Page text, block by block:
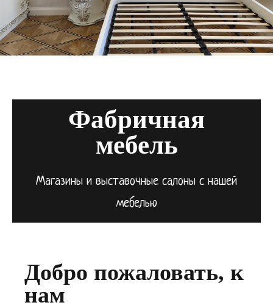
Фабричная
мебель
Магазины и выставочные салоны с нашей
мебелью
Добро пожаловать, к
нам